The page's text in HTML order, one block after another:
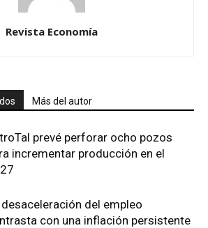
Revista Economía
Más del autor
prevé perforar ocho pozos
incrementar producción en el
desaceleración del empleo
con una inflación persistente